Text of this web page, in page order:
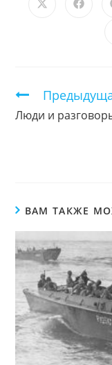
Продолжить
чтение
Люди и
ВАМ ТАКЖЕ